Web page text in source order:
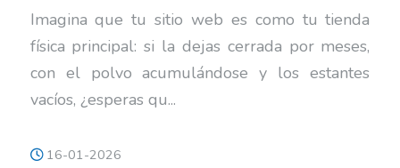
Imagina que tu sitio web es como tu tienda
física principal: si la dejas cerrada por meses,
con el polvo acumulándose y los estantes
vacíos, ¿esperas qu...
16-01-2026